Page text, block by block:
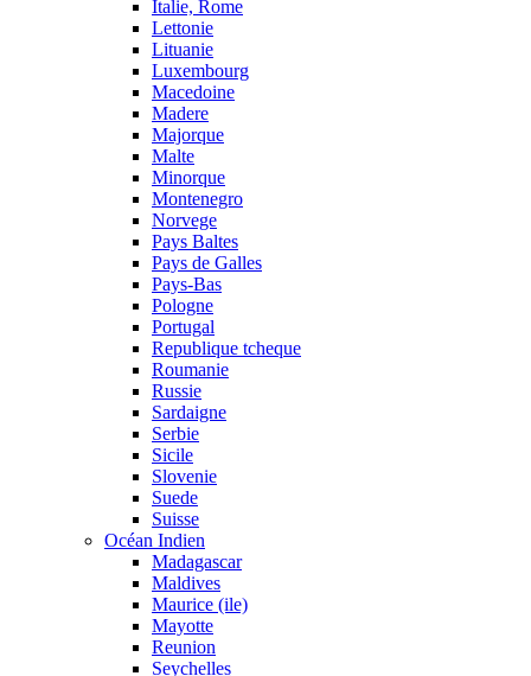
Italie, Rome
Lettonie
Lituanie
Luxembourg
Macedoine
Madere
Majorque
Malte
Minorque
Montenegro
Norvege
Pays Baltes
Pays de Galles
Pays-Bas
Pologne
Portugal
Republique tcheque
Roumanie
Russie
Sardaigne
Serbie
Sicile
Slovenie
Suede
Suisse
Océan Indien
Madagascar
Maldives
Maurice (ile)
Mayotte
Reunion
Seychelles